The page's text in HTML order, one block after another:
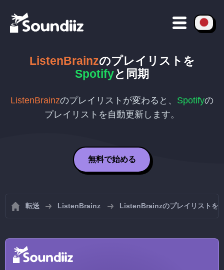
ListenBrainzのプレイリストを
Spotifyと同期
ListenBrainzのプレイリストが変わると、 Spotifyの
プレイリストを自動更新します。
無料で始める
転送 ListenBrainz ListenBrainzのプレイリストを